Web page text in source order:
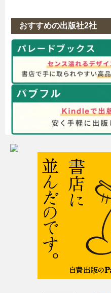
おすすめの出版社2社